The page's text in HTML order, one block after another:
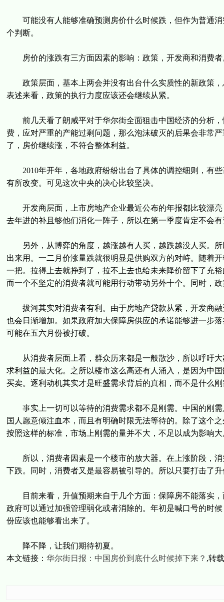
可能没有人能够准确预测房价什么时候跌，但作为普通消
个判断。
房价的涨跌有三方面因素的影响：政策，开发商和消费者
政策层面，基本上两会并没有出台什么实质性的新政策，
表述来看，政策的执行力度应该还会继续从紧。
前几天看了朗咸平对于华尔街全面狙击中国经济的分析，
费，应对严重的产能过剩问题，那么泡沫破灭的后果会非常
了，房价继续涨，不符合整体利益。
2010年开年，各地政府纷纷出台了具体的调控细则，有些
有所改变。可见这次中央的决心比较坚决。
开发商层面，上市房地产企业最近公布的年报都比较漂亮
去年进的补且够他们消化一阵子，所以在第一季度肯定不会
另外，从博弈的角度，越涨越有人买，越跌越没人买。所
出来用。一二月价涨量跌就很明显是供购双方的对峙。随着
一把。拉得上去就挣到了，拉不上去也给未来降价留下了充
而一个不坚定的消费者就可能用行动带动另外十个。同时，
拔河其实对消费者有利。由于房地产贷款从紧，开发商融
也会日渐增加。如果政府加大保障房供应的承诺能够进一步
可能在五六月份被打破。
从消费者层面上看，群众历来都是一般散沙，所以呼吁大
求利益的最大化。之所以楼市这么高还有人涌入，是因为中
买卖。逐利动机其实才是旺盛需求背后的真相，而不是什么刚
事实上一切可以等待的消费需求都不是刚需。中国的刚需
国人愿意倾注血本，而且有明确时限无法等待的。除了这个
按照这样的标准，市场上刚需的量并不大，不足以成为影响
所以，消费者因素是一个楼市的放大器。在上涨阶段，消
下跌。同时，消费者又是最容易被引导的。所以只要打击了
目前来看，升值预期来自于几个方面：保障房不能落实，
政府可以通过加强管理弱化或者消除的。年初是喊口号的时
份应该也能够看出来了。
降不降，让我们期待初夏。
本文链接： 华尔街日报：中国房价到底什么时候掉下来？ ,转